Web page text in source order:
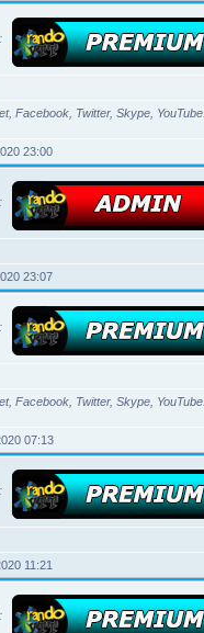
Facebook, Twitter, Skype, YouTube
23:00
23:07
Facebook, Twitter, Skype, YouTube
07:13
11:21